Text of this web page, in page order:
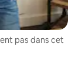
pas dans cet